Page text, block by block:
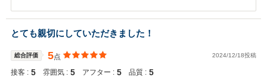
くださいませ。 今後もよろしくお願いします。
とても親切にしていただきました！
総合評価 5点 2024/12/18投稿
接客 : 5 雰囲気 : 5 アフター : 5 品質 : 5